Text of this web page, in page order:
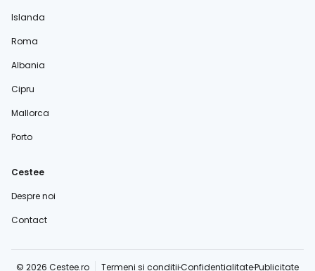
Islanda
Roma
Albania
Cipru
Mallorca
Porto
Cestee
Despre noi
Contact
© 2026 Cestee.ro Termeni și condițiiConfidențialitatePublicitate